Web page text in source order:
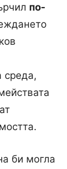
по-
среда,
би могла